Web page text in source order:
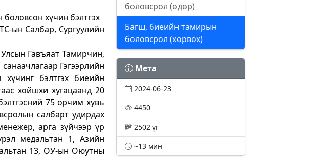
хүчин бэлтгэх
ын Салбар, Сургуулийн
Гавъяат Тамирчин,
Гэгээрлийн
бэлтгэх биеийн
хойшхи хугацаанд 20
75 орчим хувь
салбарт удирдах
арга зүйчээр үр
медальтан 1, Азийн
13, ОУ-ын Оюутны
боловсрол (өдөр)
Багш, биеийн тамирын
боловсрол (хөрвөх)
Мета
2024-06-23
4450
2502 үг
~13 мин